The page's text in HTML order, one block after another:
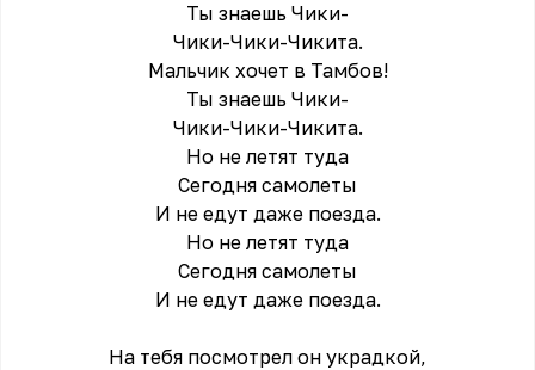
Ты знаешь Чики-
Чики-Чики-Чикита.
Мальчик хочет в Тамбов!
Ты знаешь Чики-
Чики-Чики-Чикита.
Но не летят туда
Сегодня самолеты
И не едут даже поезда.
Но не летят туда
Сегодня самолеты
И не едут даже поезда.
На тебя посмотрел он украдкой,